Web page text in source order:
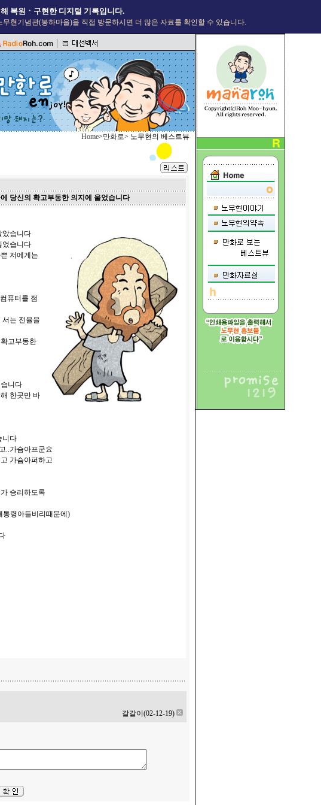
복원ㆍ구현한 디지털 기록입니다.
현기념관(봉하마을)을 직접 방문하시면 더 많은 자료를 확인할 수 있습니다.
Home>만화로> 노무현의 베스트뷰
당신의 확고부동한 의지에 울었습니다
았습니다
었습니다
저에게는
퓨터를 점
서는 전율을
고부동한
니다
한곳만 바
니다
..가슴아프군요
가슴아퍼하고
승리하도록
통령아들비리때문에)
갈갈이(02-12-19)